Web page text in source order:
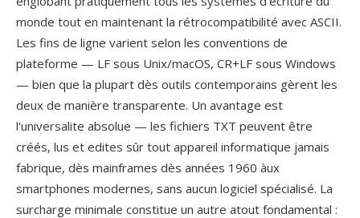
monde tout en maintenant la rétrocompatibilité avec ASCII.
Les fins de ligne varient selon les conventions de
plateforme — LF sous Unix/macOS, CR+LF sous Windows
— bien que la plupart dès outils contemporains gèrent les
deux de manière transparente. Un avantage est
l'universalite absolue — les fichiers TXT peuvent être
créés, lus et edites sûr tout appareil informatique jamais
fabrique, dès mainframes dès années 1960 àux
smartphones modernes, sans aucun logiciel spécialisé. La
surcharge minimale constitue un autre atout fondamental :